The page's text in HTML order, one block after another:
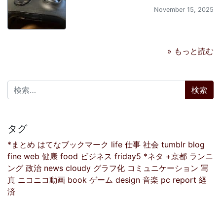
November 15, 2025
» もっと読む
検索:
タグ
*まとめ はてなブックマーク life 仕事 社会 tumblr blog
fine web 健康 food ビジネス friday5 *ネタ +京都 ランニ
ング 政治 news cloudy グラフ化 コミュニケーション 写
真 ニコニコ動画 book ゲーム design 音楽 pc report 経
済